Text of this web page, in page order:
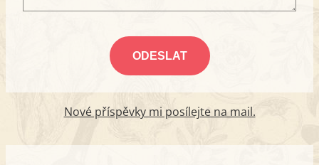
Nové příspěvky mi posílejte na mail.